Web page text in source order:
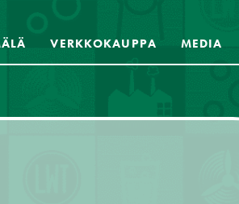
VERKKOKAUPPA MEDIA